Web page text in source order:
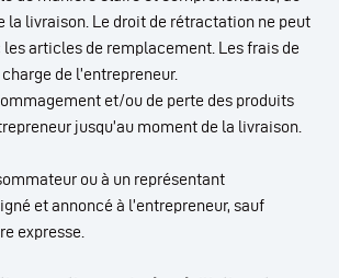
la livraison. Le droit de rétractation ne peut
les articles de remplacement. Les frais de
de l’entrepreneur.
et/ou de perte des produits
jusqu’au moment de la livraison.
ou à un représentant
et annoncé à l’entrepreneur, sauf
expresse.